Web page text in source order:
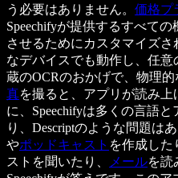
う必要はありません。 価格プ
Speechifyが提供するすべて
させるためにカスタマイズ
なデバイスでも動作し、任
蔵のOCRのおかげで、物理
真を撮ると、アプリが読み
に、Speechifyは多くの言語
り、Descriptのような問題は
やポッドキャスト を作成した
ストを聞いたり、
メールを読